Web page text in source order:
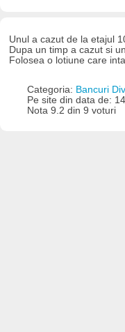
Unul a cazut de la etajul
Dupa un timp a cazut si
Folosea o lotiune care
Categoria: Bancuri
Pe site din data de:
Nota 9.2 din 9 voturi